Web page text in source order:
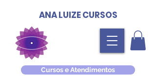
ANA LUIZE CURSOS
Cursos e Atendimentos